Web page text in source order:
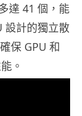
達 41 個，能
設計的獨立散
保 GPU 和
。